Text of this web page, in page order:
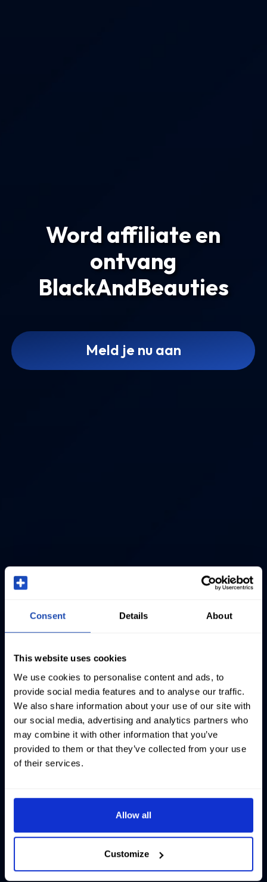
Consent Details About
This website uses cookies
We use cookies to personalise content and ads, to
provide social media features and to analyse our traffic.
We also share information about your use of our site with
our social media, advertising and analytics partners who
may combine it with other information that you’ve
provided to them or that they’ve collected from your use
of their services.
Allow all
Customize
Word affiliate en
ontvang
BlackAndBeauties
Meld je nu aan